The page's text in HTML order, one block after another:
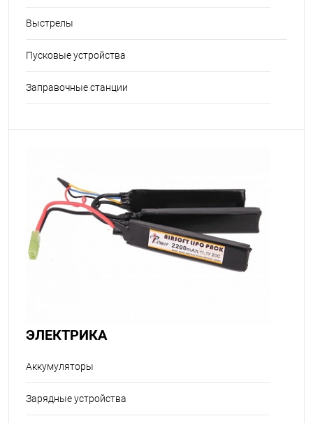
Выстрелы
Пусковые устройства
Заправочные станции
ЭЛЕКТРИКА
Аккумуляторы
Зарядные устройства